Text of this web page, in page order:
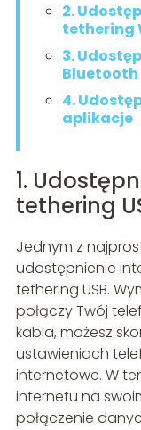
2.
tethering
3.
Bluetooth
4.
aplikacje
1.
tethering
Jednym z
udostępnienie
tethering USB.
połączy Twój
kabla, możesz
ustawieniach
internetowe. W
internetu na
połączenie